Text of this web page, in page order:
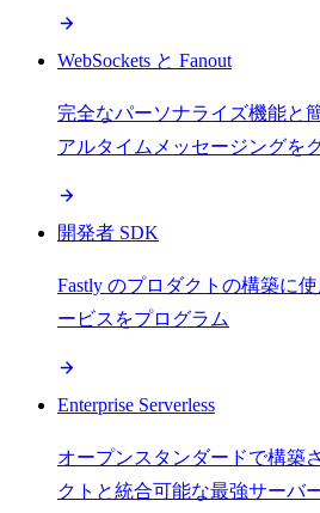
WebSockets と Fanout
完全なパーソナライズ機能と
アルタイムメッセージングを
開発者 SDK
Fastly のプロダクトの構築に
ービスをプログラム
Enterprise Serverless
オープンスタンダードで構築
クトと統合可能な最強サーバ